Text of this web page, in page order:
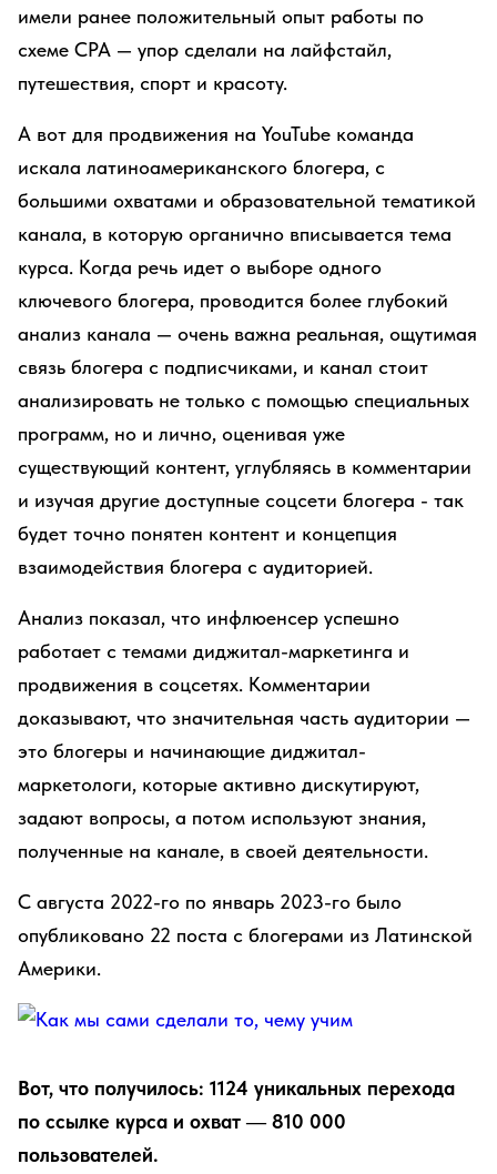
имели ранее положительный опыт работы по
схеме CPA — упор сделали на лайфстайл,
путешествия, спорт и красоту.
А вот для продвижения на YouTube команда
искала латиноамериканского блогера, с
большими охватами и образовательной тематикой
канала, в которую органично вписывается тема
курса. Когда речь идет о выборе одного
ключевого блогера, проводится более глубокий
анализ канала — очень важна реальная, ощутимая
связь блогера с подписчиками, и канал стоит
анализировать не только с помощью специальных
программ, но и лично, оценивая уже
существующий контент, углубляясь в комментарии
и изучая другие доступные соцсети блогера - так
будет точно понятен контент и концепция
взаимодействия блогера с аудиторией.
Анализ показал, что инфлюенсер успешно
работает с темами диджитал-маркетинга и
продвижения в соцсетях. Комментарии
доказывают, что значительная часть аудитории —
это блогеры и начинающие диджитал-
маркетологи, которые активно дискутируют,
задают вопросы, а потом используют знания,
полученные на канале, в своей деятельности.
С августа 2022-го по январь 2023-го было
опубликовано 22 поста с блогерами из Латинской
Америки.
Вот, что получилось: 1124 уникальных перехода
по ссылке курса и охват — 810 000
пользователей.